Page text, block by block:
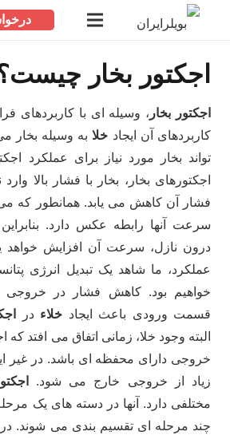
اجکتور بخار
اجکتور بخار ، وسیله ای با کاربردهای
کاربردهای آن ایجاد خلا به وسیله بخار
تواند بخار مورد نیاز برای عملکرد
اجکتورهای بخار، بخار با فشار بالا
فشار آن کاهش می یابد. همانطور که می
سرعت آنها رابطه عکس دارد.
درون نازل، سرعت آن افزایش خواهد
عملکرد، ما شاهد یک تبدیل انرژی
خواهیم بود. کاهش فشار در خروجی
قسمت ورودی باعث ایجاد خلاء در
البته وجود خلا، زمانی اتفاق می افتد
خروجی دارای محفظه ای باشد. در غیر
زیاد از خروجی خارج می شود.
مختلفی دارد. آنها در دسته های یک
چند مرحله ای تقسیم بندی می شوند. در